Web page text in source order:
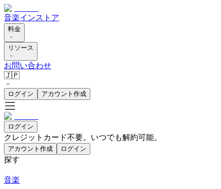
音楽インストア
料金
リソース
お問い合わせ
🇯🇵
ログイン アカウント作成
ログイン
クレジットカード不要。いつでも解約可能。
アカウント作成 ログイン
探す
音楽